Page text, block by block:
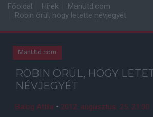
Főoldal Hírek
ManUtd.com
Robin örül, hogy letette névjegyét
ManUtd.com
ROBIN ÖRÜL, HOGY
NÉVJEGYÉT
Balog Attila • 2012. augusztus. 25. 21:00